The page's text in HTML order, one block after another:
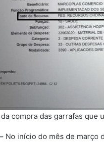
compra das garrafas que
No início do mês de março